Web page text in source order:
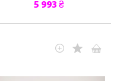
5 993 ₴